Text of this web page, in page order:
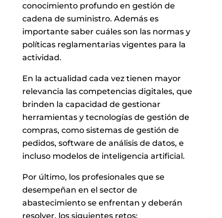
conocimiento profundo en gestión de
cadena de suministro. Además es
importante saber cuáles son las normas y
políticas reglamentarias vigentes para la
actividad.
En la actualidad cada vez tienen mayor
relevancia las competencias digitales, que
brinden la capacidad de gestionar
herramientas y tecnologías de gestión de
compras, como sistemas de gestión de
pedidos, software de análisis de datos, e
incluso modelos de inteligencia artificial.
Por último, los profesionales que se
desempeñan en el sector de
abastecimiento se enfrentan y deberán
resolver, los siguientes retos: